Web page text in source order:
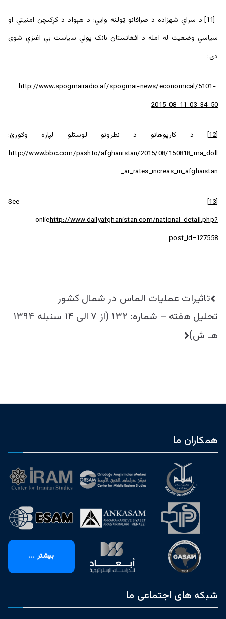
[11] د سراي شهزاده د صرافانو ټولنه وايي: د هېواد د کړکېچن امنیتي او
سیاسي وضعیت له امله د افغانستان بانک پولي سیاست بې اغېزې شوی
دی:
http://www.spogmairadio.af/spogmai-news/economical/5101-
2015-08-11-03-34-50
[12]
د كارپوهانو د نظرونو لوستلو لپاره وګورئ:
http://www.bbc.com/pashto/afghanistan/2015/08/150818_ma_doll
ar_rates_increas_in_afghaistan_
[13]
See
onliehttp://www.dailyafghanistan.com/national_detail.php?
post_id=127558
راهبری
نوشته
تاثیرات عملیات الماس در شمال کشور
تحليل هفته – شماره: ۱۳۲ (از ۷ الی ۱۴ سنبله ۱۳۹۴
هـ ش)
همکاران ما
بیشتر ...
شبکه های اجتماعی ما